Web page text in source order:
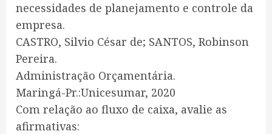
necessidades de planejamento e controle da
empresa.
CASTRO, Silvio César de; SANTOS, Robinson
Pereira.
Administração Orçamentária.
Maringá-Pr.:Unicesumar, 2020
Com relação ao fluxo de caixa, avalie as
afirmativas: